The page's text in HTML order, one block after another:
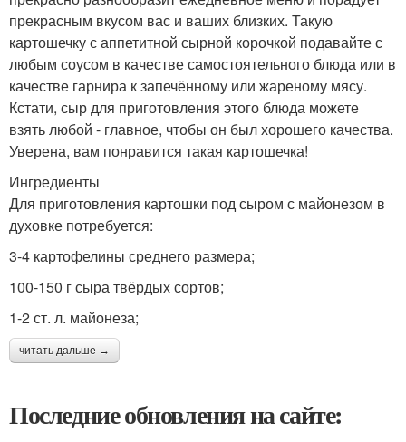
прекрасным вкусом вас и ваших близких. Такую
картошечку с аппетитной сырной корочкой подавайте с
любым соусом в качестве самостоятельного блюда или в
качестве гарнира к запечённому или жареному мясу.
Кстати, сыр для приготовления этого блюда можете
взять любой - главное, чтобы он был хорошего качества.
Уверена, вам понравится такая картошечка!
Ингредиенты
Для приготовления картошки под сыром с майонезом в
духовке потребуется:
3-4 картофелины среднего размера;
100-150 г сыра твёрдых сортов;
1-2 ст. л. майонеза;
читать дальше →
Последние обновления на сайте: